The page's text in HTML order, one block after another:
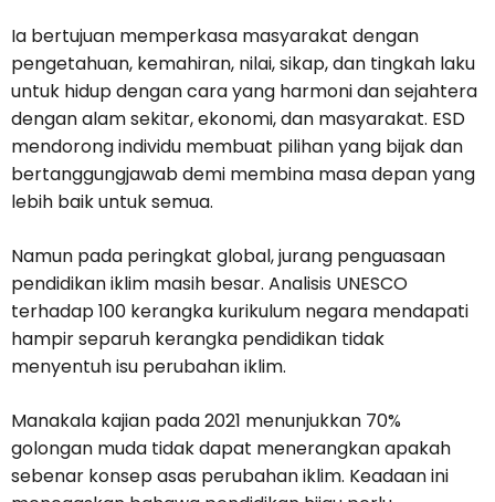
Ia bertujuan memperkasa masyarakat dengan
pengetahuan, kemahiran, nilai, sikap, dan tingkah laku
untuk hidup dengan cara yang harmoni dan sejahtera
dengan alam sekitar, ekonomi, dan masyarakat. ESD
mendorong individu membuat pilihan yang bijak dan
bertanggungjawab demi membina masa depan yang
lebih baik untuk semua.
Namun pada peringkat global, jurang penguasaan
pendidikan iklim masih besar. Analisis UNESCO
terhadap 100 kerangka kurikulum negara mendapati
hampir separuh kerangka pendidikan tidak
menyentuh isu perubahan iklim.
Manakala kajian pada 2021 menunjukkan 70%
golongan muda tidak dapat menerangkan apakah
sebenar konsep asas perubahan iklim. Keadaan ini